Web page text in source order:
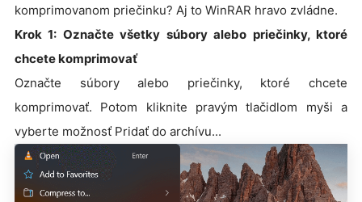
komprimovanom priečinku? Aj to WinRAR hravo zvládne.
Krok 1: Označte všetky súbory alebo priečinky, ktoré
chcete komprimovať
Označte súbory alebo priečinky, ktoré chcete
komprimovať. Potom kliknite pravým tlačidlom myši a
vyberte možnosť Pridať do archívu...